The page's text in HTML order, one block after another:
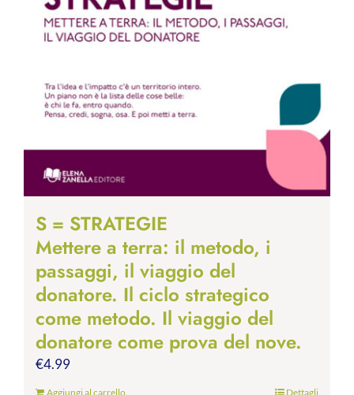
S = STRATEGIE
Mettere a terra: il metodo, i
passaggi, il viaggio del
donatore. Il ciclo strategico
come metodo. Il viaggio del
donatore come prova del nove.
€4.99
Aggiungi al carrello Dettagli